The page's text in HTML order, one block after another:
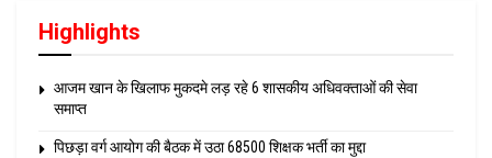
Highlights
आजम खान के खिलाफ मुकदमे लड़ रहे 6 शासकीय अधिवक्ताओं की सेवा
समाप्त
पिछड़ा वर्ग आयोग की बैठक में उठा 68500 शिक्षक भर्ती का मुद्दा